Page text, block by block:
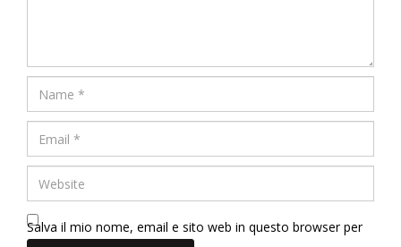
Salva il mio nome, email e sito web in questo browser per